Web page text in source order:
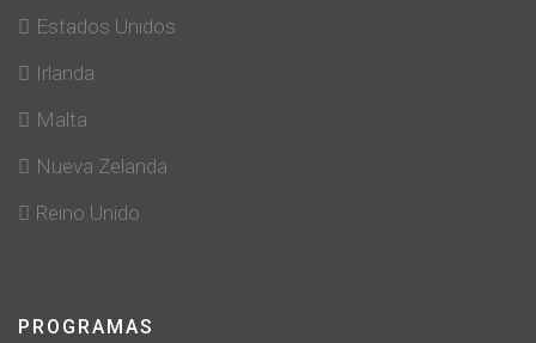
Estados Unidos
Irlanda
Malta
Nueva Zelanda
Reino Unido
PROGRAMAS